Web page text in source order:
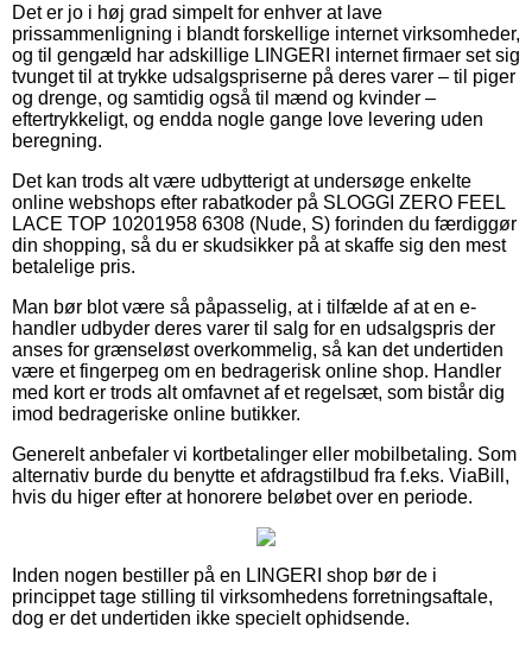
Det er jo i høj grad simpelt for enhver at lave
prissammenligning i blandt forskellige internet virksomheder,
og til gengæld har adskillige LINGERI internet firmaer set sig
tvunget til at trykke udsalgspriserne på deres varer – til piger
og drenge, og samtidig også til mænd og kvinder –
eftertrykkeligt, og endda nogle gange love levering uden
beregning.
Det kan trods alt være udbytterigt at undersøge enkelte
online webshops efter rabatkoder på SLOGGI ZERO FEEL
LACE TOP 10201958 6308 (Nude, S) forinden du færdiggør
din shopping, så du er skudsikker på at skaffe sig den mest
betalelige pris.
Man bør blot være så påpasselig, at i tilfælde af at en e-
handler udbyder deres varer til salg for en udsalgspris der
anses for grænseløst overkommelig, så kan det undertiden
være et fingerpeg om en bedragerisk online shop. Handler
med kort er trods alt omfavnet af et regelsæt, som bistår dig
imod bedrageriske online butikker.
Generelt anbefaler vi kortbetalinger eller mobilbetaling. Som
alternativ burde du benytte et afdragstilbud fra f.eks. ViaBill,
hvis du higer efter at honorere beløbet over en periode.
Inden nogen bestiller på en LINGERI shop bør de i
princippet tage stilling til virksomhedens forretningsaftale,
dog er det undertiden ikke specielt ophidsende.